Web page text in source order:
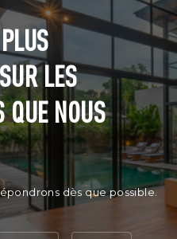
LES
QUE NOUS
dès que possible.